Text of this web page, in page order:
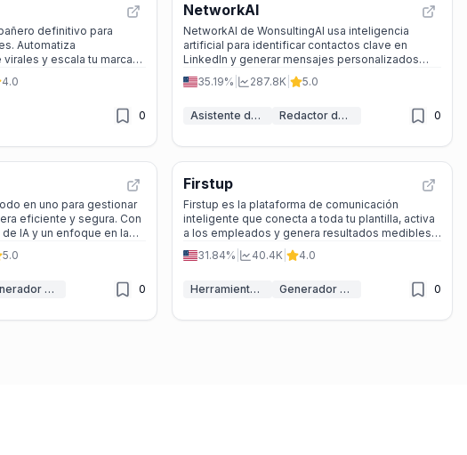
definitivo para
Automatiza
y escala tu marca
4.0
0
NetworkAI
NetworkAI de WonsultingAI usa inteligencia
artificial para identificar contactos clave en
LinkedIn y generar mensajes personalizados
que aumentan tus entrevistas.
35.19% 287.8K 5.0
Asistente de IA en LinkedIn Redactor de Emails IA 0
en uno para gestionar
eficiente y segura. Con
IA y un enfoque en la
herramienta perfecta para
entrada organizada.
5.0
Generador de mensajes IA 0
Firstup
Firstup es la plataforma de comunicación
inteligente que conecta a toda tu plantilla, activa
a los empleados y genera resultados medibles
con un ROI del 398%.
31.84% 40.4K 4.0
Herramientas de recursos humanos con IA Generador de mensajes IA 0